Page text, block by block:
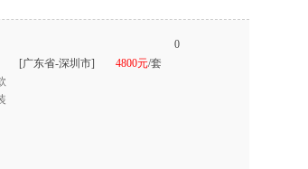
[广东省-深圳市] 4800元/套
0